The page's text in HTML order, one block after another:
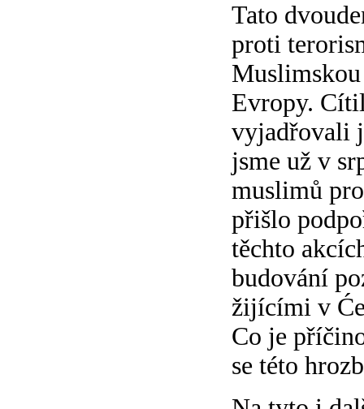
Tato
proti
Evropy.
vyjadřovali
jsme už v
muslimů
přišlo
těchto
budování
žijícími v
Co je
se této